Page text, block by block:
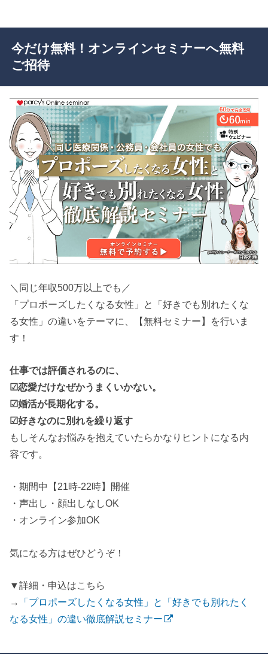
今だけ無料！オンラインセミナーへ無料
ご招待
＼同じ年収500万以上でも／
「プロポーズしたくなる女性」と「好きでも別れたくな
る女性」の違いをテーマに、【無料セミナー】を行いま
す！
仕事では評価されるのに、
☑恋愛だけなぜかうまくいかない。
☑婚活が長期化する。
☑好きなのに別れを繰り返す
もしそんなお悩みを抱えていたらかなりヒントになる内
容です。
・期間中【21時-22時】開催
・声出し・顔出しなしOK
・オンライン参加OK
気になる方はぜひどうぞ！
▼詳細・申込はこちら
→
「プロポーズしたくなる女性」と「好きでも別れたく
なる女性」の違い徹底解説セミナー